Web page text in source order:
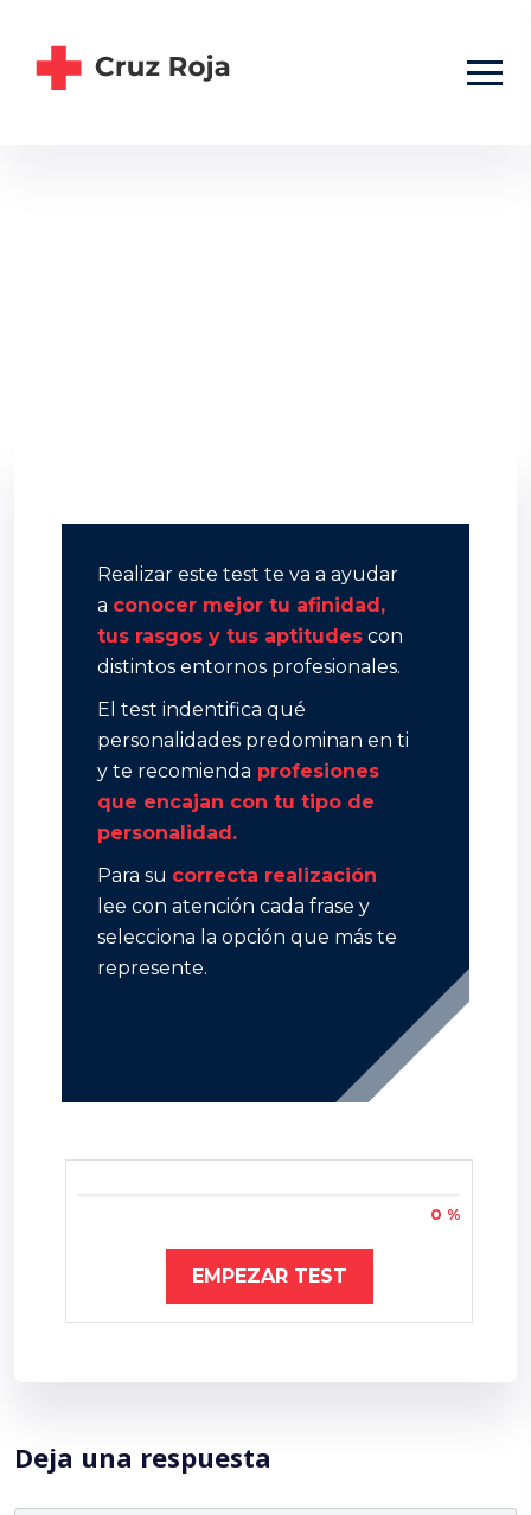
Realizar este test te va a ayudar
a conocer mejor tu afinidad,
tus rasgos y tus aptitudes con
distintos entornos profesionales.
El test indentifica qué
personalidades predominan en ti
y te recomienda profesiones
que encajan con tu tipo de
personalidad.
Para su correcta realización
lee con atención cada frase y
selecciona la opción que más te
represente.
0 %
EMPEZAR TEST
Deja una respuesta